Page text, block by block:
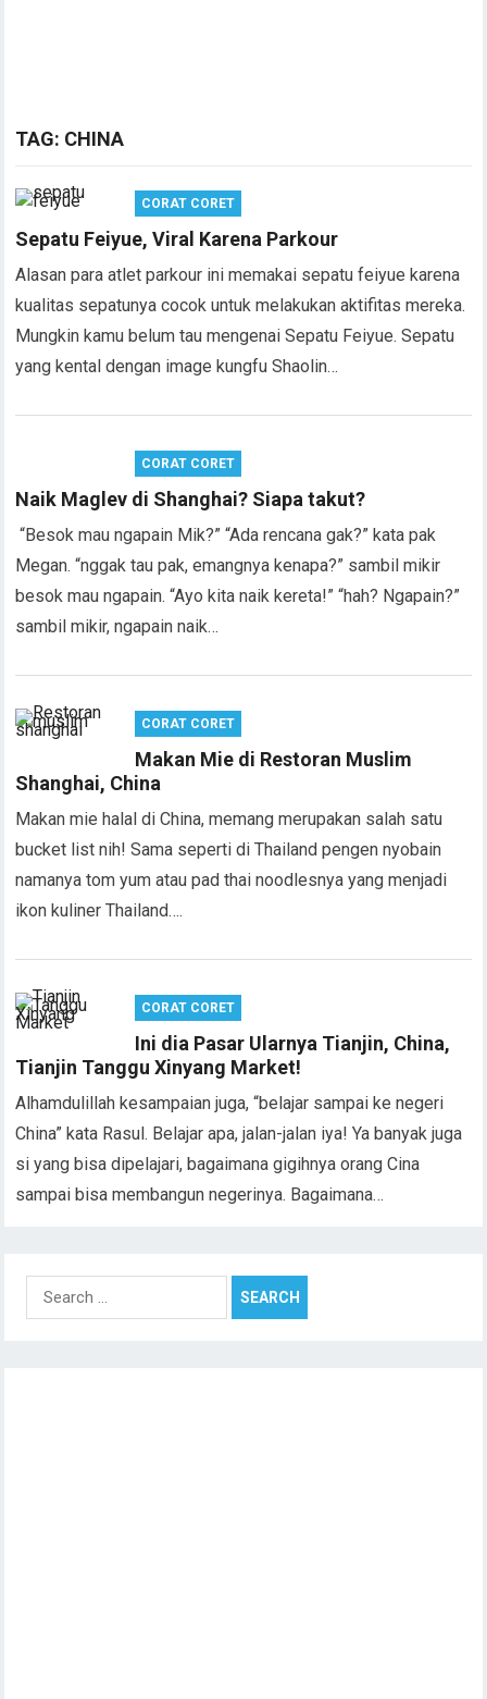
TAG: CHINA
CORAT CORET
Sepatu Feiyue, Viral Karena Parkour
Alasan para atlet parkour ini memakai sepatu feiyue karena
kualitas sepatunya cocok untuk melakukan aktifitas mereka.
Mungkin kamu belum tau mengenai Sepatu Feiyue. Sepatu
yang kental dengan image kungfu Shaolin…
CORAT CORET
Naik Maglev di Shanghai? Siapa takut?
“Besok mau ngapain Mik?” “Ada rencana gak?” kata pak
Megan. “nggak tau pak, emangnya kenapa?” sambil mikir
besok mau ngapain. “Ayo kita naik kereta!” “hah? Ngapain?”
sambil mikir, ngapain naik…
CORAT CORET
Makan Mie di Restoran Muslim
Shanghai, China
Makan mie halal di China, memang merupakan salah satu
bucket list nih! Sama seperti di Thailand pengen nyobain
namanya tom yum atau pad thai noodlesnya yang menjadi
ikon kuliner Thailand….
CORAT CORET
Ini dia Pasar Ularnya Tianjin, China,
Tianjin Tanggu Xinyang Market!
Alhamdulillah kesampaian juga, “belajar sampai ke negeri
China” kata Rasul. Belajar apa, jalan-jalan iya! Ya banyak juga
si yang bisa dipelajari, bagaimana gigihnya orang Cina
sampai bisa membangun negerinya. Bagaimana…
Search
for: